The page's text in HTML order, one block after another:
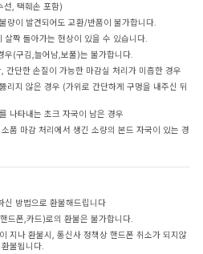
선, 택훼손 포함)
량이 발견되어도 교환/반품이 불가합니다.
짝 돌아가는 현상이 있을 수 있습니다.
우(구김,늘어남,보풀)는 불가합니다.
간단한 손질이 가능한 마감실 처리가 미흡한 경우
리지 않은 경우 (가위로 간단하게 구멍을 내주신 뒤
나타내는 초크 자국이 남은 경우
품 마감 처리에서 생긴 소량의 본드 자국이 있는 경
신 방법으로 환불해드립니다
드폰,카드)로의 환불은 불가합니다.
지나 환불시, 통신사 정책상 핸드폰 취소가 되지않
불됩니다.